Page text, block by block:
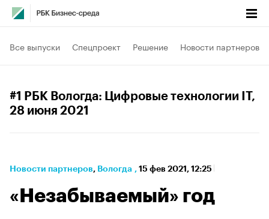
Все выпуски Спецпроект Решение Новости партнеров
#1 РБК Вологда: Цифровые технологии IT ,
28 июня 2021
Новости партнеров⁠, Вологда , 15 фев 2021, 12:25
«Незабываемый» год